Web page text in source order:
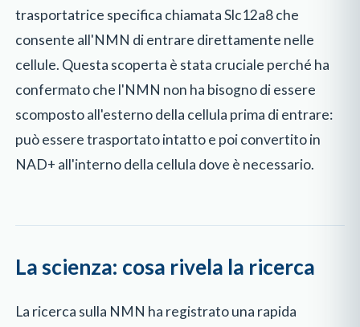
trasportatrice specifica chiamata Slc12a8 che
consente all'NMN di entrare direttamente nelle
cellule. Questa scoperta è stata cruciale perché ha
confermato che l'NMN non ha bisogno di essere
scomposto all'esterno della cellula prima di entrare:
può essere trasportato intatto e poi convertito in
NAD+ all'interno della cellula dove è necessario.
La scienza: cosa rivela la ricerca
La ricerca sulla NMN ha registrato una rapida